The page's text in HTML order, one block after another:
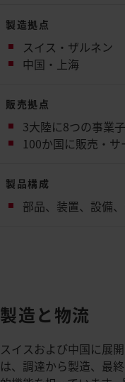
製造拠点
スイス・ザルネン
中国・上海
販売拠点
3大陸に8つの事業
100か国に販売・
製品構成
部品、装置、設備
製造と物流
スイスおよび中国に展
は、調達から製造、最